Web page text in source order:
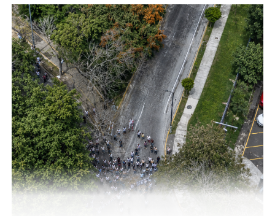
La Secretaría de Educación de Veracruz y el
COVEICYDET trabajan para generar espacios de